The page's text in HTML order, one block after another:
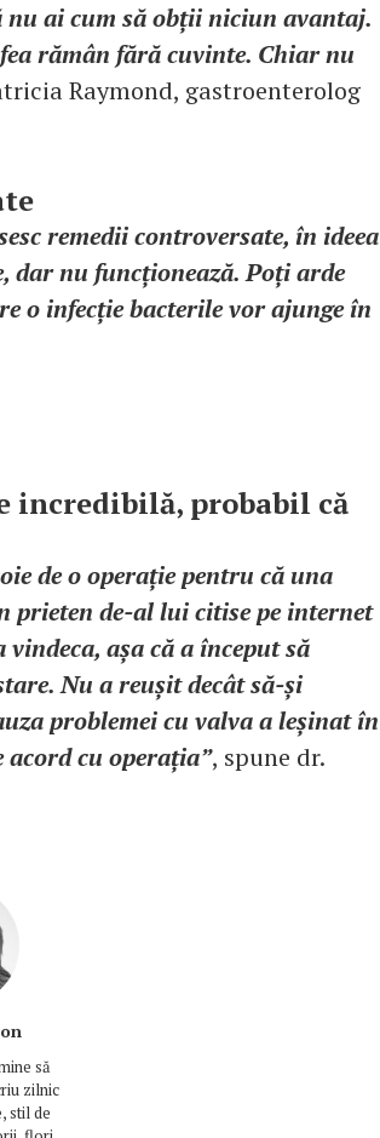
nu ai cum să obții niciun avantaj.
rămân fără cuvinte. Chiar nu
Raymond, gastroenterolog
remedii controversate, în ideea
dar nu funcționează. Poți arde
o infecție bacterile vor ajunge în
incredibilă, probabil că
de o operație pentru că una
prieten de-al lui citise pe internet
așa că a început să
Nu a reușit decât să-și
problemei cu valva a leșinat în
acord cu operația”, spune dr.
să
zilnic
stil de